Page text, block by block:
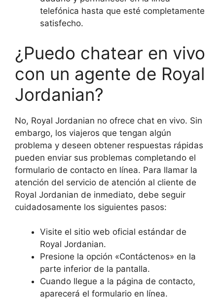
telefónica hasta que esté completamente
satisfecho.
¿Puedo chatear en vivo
con un agente de Royal
Jordanian?
No, Royal Jordanian no ofrece chat en vivo. Sin
embargo, los viajeros que tengan algún
problema y deseen obtener respuestas rápidas
pueden enviar sus problemas completando el
formulario de contacto en línea. Para llamar la
atención del servicio de atención al cliente de
Royal Jordanian de inmediato, debe seguir
cuidadosamente los siguientes pasos:
Visite el sitio web oficial estándar de
Royal Jordanian.
Presione la opción «Contáctenos» en la
parte inferior de la pantalla.
Cuando llegue a la página de contacto,
aparecerá el formulario en línea.